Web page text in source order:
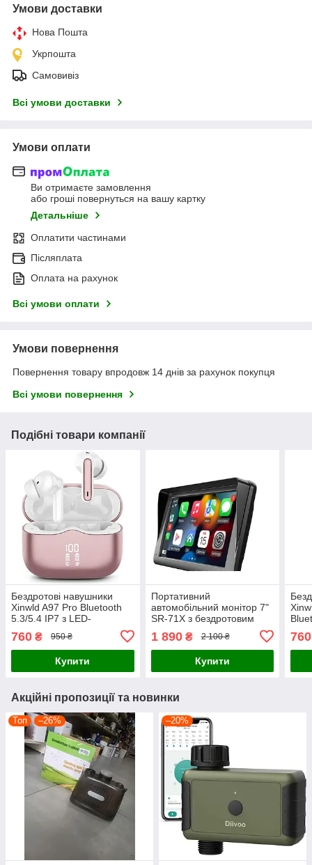
Умови доставки
Нова Пошта
Укрпошта
Самовивіз
Всі умови доставки
Умови оплати
Ви отримаєте замовлення
або гроші повернуться на вашу картку
Детальніше
Оплатити частинами
Післяплата
Оплата на рахунок
Всі умови оплати
Умови повернення
Повернення товару впродовж 14 днів за рахунок покупця
Всі умови повернення
Подібні товари компанії
Бездротові навушники
Xinwld A97 Pro Bluetooth
5.3/5.4 IP7 з LED-
760 ₴ 950 ₴
Купити
Портативний
автомобільний монітор 7"
SR-71X з бездротовим
1 890₴ 2 100 ₴
Купити
760
Акційні пропозиції та новинки
Топ –26% –20%